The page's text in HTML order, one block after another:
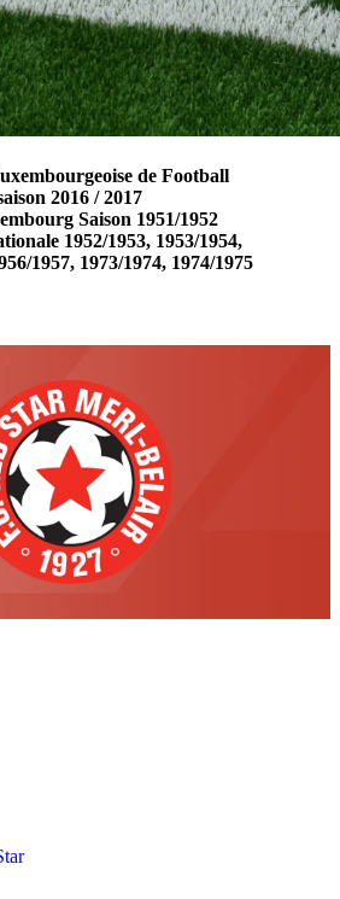
de Football
2016 / 2017
Saison 1951/1952
1952/1953, 1953/1954,
1957, 1973/1974, 1974/1975